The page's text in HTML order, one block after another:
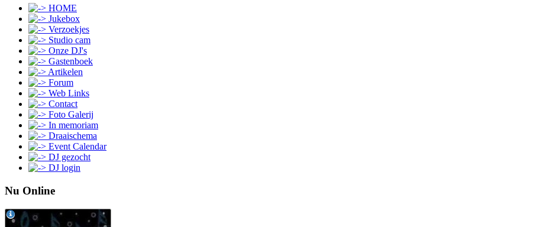
HOME
Jukebox
Verzoekjes
Studio cam
Onze DJ's
Gastenboek
Artikelen
Forum
Web Links
Contact
Foto Galerij
In memoriam
Draaischema
Event Calendar
DJ gezocht
DJ login
Nu Online